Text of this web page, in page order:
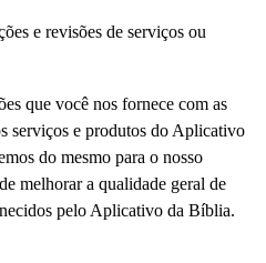
e revisões de serviços ou
que você nos fornece com as
serviços e produtos do Aplicativo
do mesmo para o nosso
melhorar a qualidade geral de
pelo Aplicativo da Bíblia.